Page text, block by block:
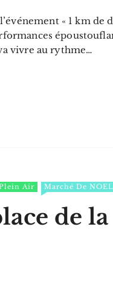
« 1 km de
vivre au rythme…
Air Marché De NOEL
de la